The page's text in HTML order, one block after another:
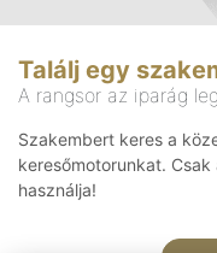
Találj egy
A rangsor az iparág
Szakembert keres a
keresőmotorunkat.
használja!